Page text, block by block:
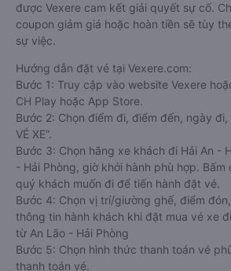
được Vexere cam kết giải quyết sự cố.
coupon giảm giá hoặc hoàn tiền sẽ tùy
sự việc.
Hướng dẫn đặt vé tại Vexere.com:
Bước 1: Truy cập vào website Vexere
CH Play hoặc App Store.
Bước 2: Chọn điểm đi, điểm đến, ngày đi,
VÉ XE”.
Bước 3: Chọn hãng xe khách đi Hải An -
- Hải Phòng, giờ khởi hành phù hợp.
quý khách muốn đi để tiến hành đặt vé.
Bước 4: Chọn vị trí/giường ghế, điểm
thông tin hành khách khi đặt mua vé xe
từ An Lão - Hải Phòng
Bước 5: Chọn hình thức thanh toán vé
thanh toán vé.